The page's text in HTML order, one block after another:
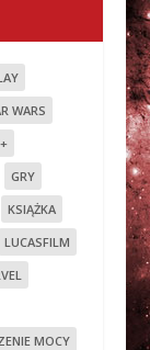
WARS
GRY
KSIĄŻKA
LUCASFILM
MOCY